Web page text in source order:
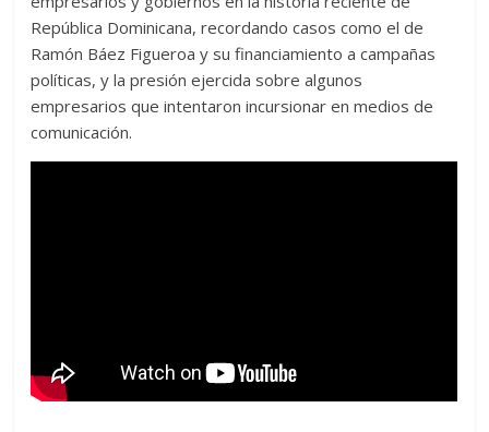
República Dominicana, recordando casos como el de
Ramón Báez Figueroa y su financiamiento a campañas
políticas, y la presión ejercida sobre algunos
empresarios que intentaron incursionar en medios de
comunicación.